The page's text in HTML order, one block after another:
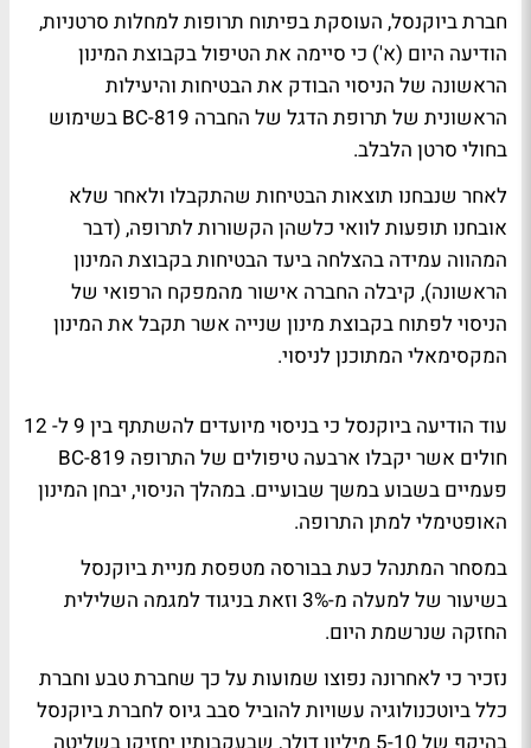
חברת ביוקנסל, העוסקת בפיתוח תרופות למחלות סרטניות,
הודיעה היום (א') כי סיימה את הטיפול בקבוצת המינון
הראשונה של הניסוי הבודק את הבטיחות והיעילות
הראשונית של תרופת הדגל של החברה BC-819 בשימוש
בחולי סרטן הלבלב.
לאחר שנבחנו תוצאות הבטיחות שהתקבלו ולאחר שלא
אובחנו תופעות לוואי כלשהן הקשורות לתרופה, (דבר
המהווה עמידה בהצלחה ביעד הבטיחות בקבוצת המינון
הראשונה), קיבלה החברה אישור מהמפקח הרפואי של
הניסוי לפתוח בקבוצת מינון שנייה אשר תקבל את המינון
המקסימאלי המתוכנן לניסוי.
עוד הודיעה ביוקנסל כי בניסוי מיועדים להשתתף בין 9 ל- 12
חולים אשר יקבלו ארבעה טיפולים של התרופה BC-819
פעמיים בשבוע במשך שבועיים. במהלך הניסוי, יבחן המינון
האופטימלי למתן התרופה.
במסחר המתנהל כעת בבורסה מטפסת מניית ביוקנסל
בשיעור של למעלה מ-3% וזאת בניגוד למגמה השלילית
החזקה שנרשמת היום.
נזכיר כי לאחרונה נפוצו שמועות על כך שחברת טבע וחברת
כלל ביוטכנולוגיה עשויות להוביל סבב גיוס לחברת ביוקנסל